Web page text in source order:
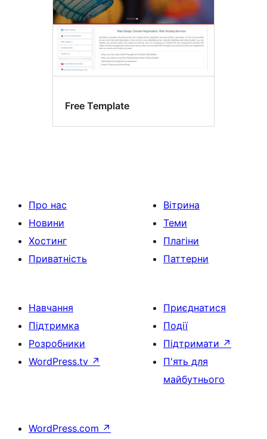
Free Template
Про нас
Новини
Хостинг
Приватність
Вітрина
Теми
Плагіни
Паттерни
Навчання
Підтримка
Розробники
WordPress.tv ↗
Приєднатися
Події
Підтримати ↗
П'ять для
майбутнього
WordPress.com ↗